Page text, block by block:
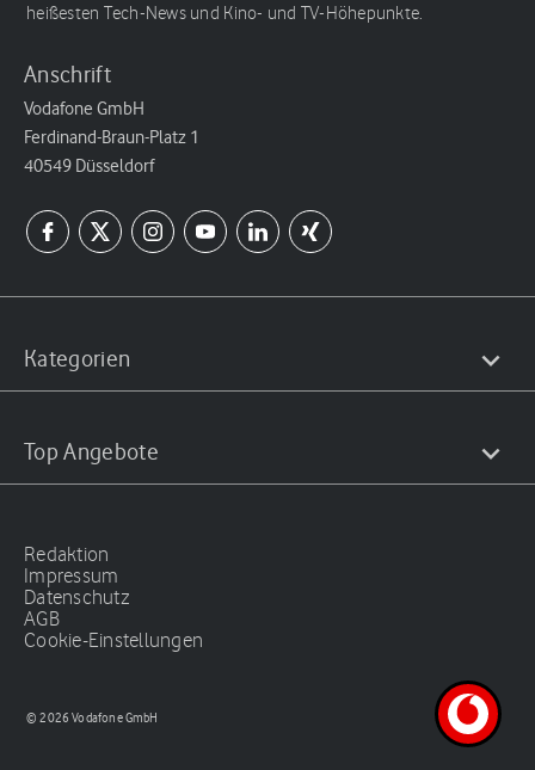
heißesten Tech-News und Kino- und TV-Höhepunkte.
Anschrift
Vodafone GmbH
Ferdinand-Braun-Platz 1
40549 Düsseldorf
Kategorien
Top Angebote
Redaktion
Impressum
Datenschutz
AGB
Cookie-Einstellungen
© 2026 Vodafone GmbH